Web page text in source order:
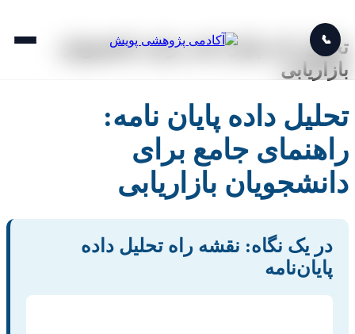
📞
تحلیل داده پایان نامه برای دانشجویان
بازاریابی
تحلیل داده پایان نامه:
راهنمای جامع برای
دانشجویان بازاریابی
در یک نگاه: نقشه راه تحلیل داده
پایان‌نامه